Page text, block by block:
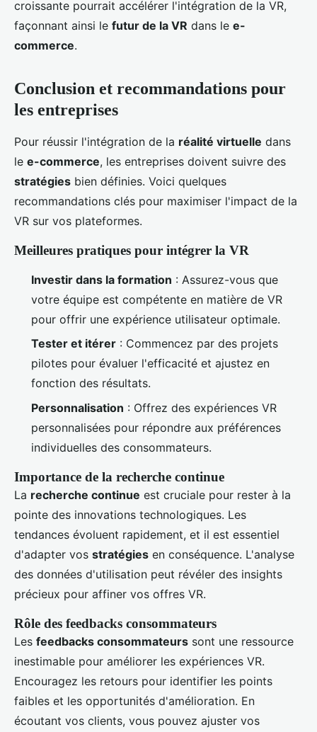
croissante pourrait accélérer l'intégration de la VR,
façonnant ainsi le futur de la VR dans le e-
commerce.
Conclusion et recommandations pour
les entreprises
Pour réussir l'intégration de la réalité virtuelle dans
le e-commerce, les entreprises doivent suivre des
stratégies bien définies. Voici quelques
recommandations clés pour maximiser l'impact de la
VR sur vos plateformes.
Meilleures pratiques pour intégrer la VR
Investir dans la formation : Assurez-vous que
votre équipe est compétente en matière de VR
pour offrir une expérience utilisateur optimale.
Tester et itérer : Commencez par des projets
pilotes pour évaluer l'efficacité et ajustez en
fonction des résultats.
Personnalisation : Offrez des expériences VR
personnalisées pour répondre aux préférences
individuelles des consommateurs.
Importance de la recherche continue
La recherche continue est cruciale pour rester à la
pointe des innovations technologiques. Les
tendances évoluent rapidement, et il est essentiel
d'adapter vos stratégies en conséquence. L'analyse
des données d'utilisation peut révéler des insights
précieux pour affiner vos offres VR.
Rôle des feedbacks consommateurs
Les feedbacks consommateurs sont une ressource
inestimable pour améliorer les expériences VR.
Encouragez les retours pour identifier les points
faibles et les opportunités d'amélioration. En
écoutant vos clients, vous pouvez ajuster vos